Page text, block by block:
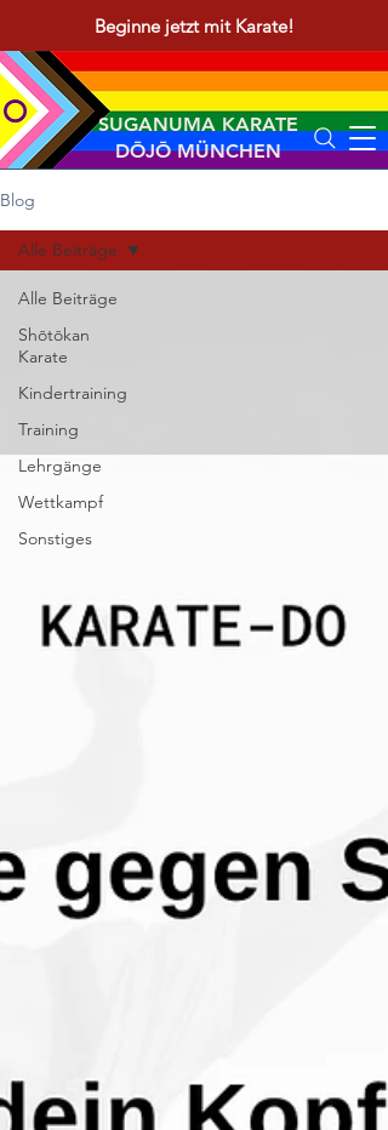
Beginne jetzt mit Karate!
SUGANUMA KARATE
DŌJŌ MÜNCHEN
Blog
Alle Beiträge
Shōtōkan
Karate
Kindertraining
Training
Lehrgänge
Wettkampf
Sonstiges
Alle Beiträge